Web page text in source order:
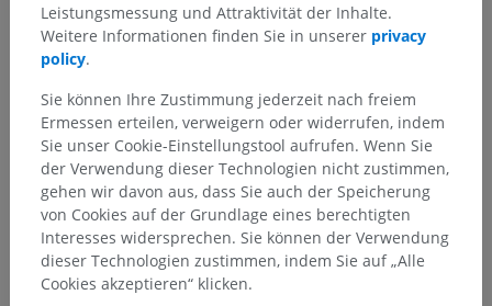
Leistungsmessung und Attraktivität der Inhalte.
Weitere Informationen finden Sie in unserer privacy
policy.
Sie können Ihre Zustimmung jederzeit nach freiem
Ermessen erteilen, verweigern oder widerrufen, indem
Sie unser Cookie-Einstellungstool aufrufen. Wenn Sie
der Verwendung dieser Technologien nicht zustimmen,
gehen wir davon aus, dass Sie auch der Speicherung
von Cookies auf der Grundlage eines berechtigten
Interesses widersprechen. Sie können der Verwendung
dieser Technologien zustimmen, indem Sie auf „Alle
Cookies akzeptieren“ klicken.